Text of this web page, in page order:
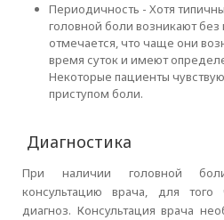
Периодичность - Хотя
головной боли возникают
отмечается, что чаще они
время суток и имеют
Некоторые пациенты
приступом боли.
Диагностика
При наличии головной
консультацию врача, для того
диагноз. Консультация врача